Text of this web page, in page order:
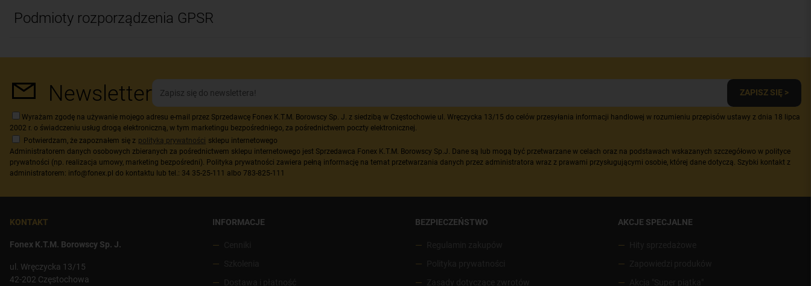
Podmioty rozporządzenia GPSR
Newsletter ZAPISZ SIĘ >
Wyrażam zgodę na używanie mojego adresu e-mail przez Sprzedawcę Fonex K.T.M. Borowscy Sp. J. z siedzibą w Częstochowie ul. Wręczycka 13/15 do celów przesyłania informacji handlowej w rozumieniu przepisów ustawy z dnia 18 lipca
2002 r. o świadczeniu usług drogą elektroniczną, w tym marketingu bezpośredniego, za pośrednictwem poczty elektronicznej.
Potwierdzam, że zapoznałem się z polityką prywatności sklepu internetowego
Administratorem danych osobowych zbieranych za pośrednictwem sklepu internetowego jest Sprzedawca Fonex K.T.M. Borowscy Sp.J. Dane są lub mogą być przetwarzane w celach oraz na podstawach wskazanych szczegółowo w polityce
prywatności (np. realizacja umowy, marketing bezpośredni). Polityka prywatności zawiera pełną informację na temat przetwarzania danych przez administratora wraz z prawami przysługującymi osobie, której dane dotyczą. Szybki kontakt z
administratorem: info@fonex.pl do kontaktu lub tel.: 34 35-25-111 albo 783-825-111
KONTAKT
Fonex K.T.M. Borowscy Sp. J.
ul. Wręczycka 13/15
42-202 Częstochowa
INFORMACJE BEZPIECZEŃSTWO AKCJE SPECJALNE